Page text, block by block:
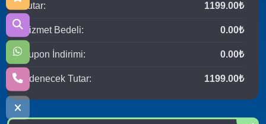
Tutar: 1199.00₺
Hizmet Bedeli: 0.00₺
Kupon İndirimi: 0.00₺
Ödenecek Tutar: 1199.00₺